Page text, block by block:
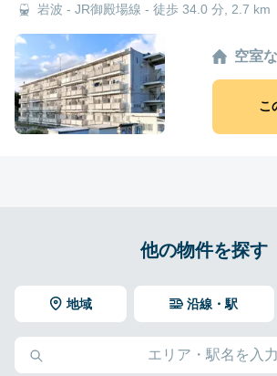
岩波 - JR御殿場線 - 徒歩 34.0 分, 2.7 km
空室
こ
他の物件を探す
地域 沿線・駅